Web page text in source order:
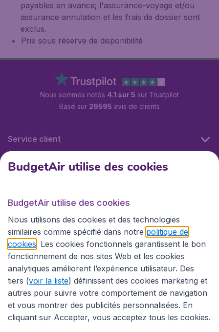
payables en avance; l'assurance-voyage et/ou
assurance annulation et les frais de dossier sont
exclus.
Prix sous réserve de disponibilité
Nous sommes notés 4.1 sur 5 sur Trustpilot
Basé sur 29595 avis de clients
Service client
BudgetAir.fr
Sites internationaux
Déclaration d’accessibilité
Conditions générales
BudgetAir utilise des cookies
BudgetAir utilise des cookies
Nous utilisons des cookies et des technologies
similaires comme spécifié dans notre politique de
cookies . Les cookies fonctionnels garantissent le bon
fonctionnement de nos sites Web et les cookies
analytiques améliorent l’expérience utilisateur. Des
tiers (voir la liste) définissent des cookies marketing et
autres pour suivre votre comportement de navigation
et vous montrer des publicités personnalisées. En
cliquant sur Accepter, vous acceptez tous les cookies.